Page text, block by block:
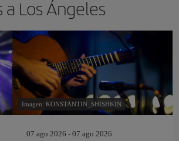
Los Ángeles
Imagen: KONSTANTIN_SHISHKIN
07 ago 2026 - 07 ago 2026